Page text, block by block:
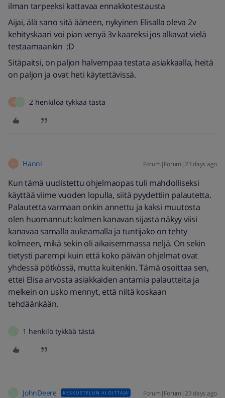
ilman tarpeeksi kattavaa ennakkotestausta
Aijai, älä sano sitä ääneen, nykyinen Elisalla oleva 2v
kehityskaari voi pian venyä 3v kaareksi jos alkavat vielä
testaamaankin ;D
Sitäpaitsi, on paljon halvempaa testata asiakkaalla, heitä
on paljon ja ovat heti käytettävissä.
H 2 henkilöä tykkää tästä
H Hanni Forum|Forum|23 days ago
Kun tämä uudistettu ohjelmaopas tuli mahdolliseksi
käyttää viime vuoden lopulla, siitä pyydettiin palautetta.
Palautetta varmaan onkin annettu ja kaksi muutosta
olen huomannut: kolmen kanavan sijasta näkyy viisi
kanavaa samalla aukeamalla ja tuntijako on tehty
kolmeen, mikä sekin oli aikaisemmassa neljä. On sekin
tietysti parempi kuin että koko päivän ohjelmat ovat
yhdessä pötkössä, mutta kuitenkin. Tämä osoittaa sen,
ettei Elisa arvosta asiakkaiden antamia palautteita ja
melkein on usko mennyt, että niitä koskaan
tehdäänkään.
1 henkilö tykkää tästä
JohnDeere KESKUSTELUN ALOITTAJA Forum|Forum|23 days ago